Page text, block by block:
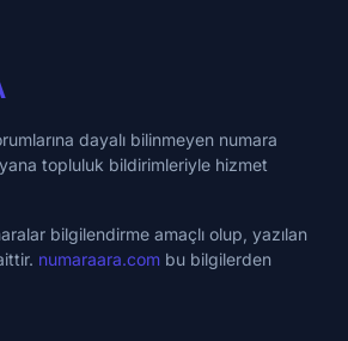
dayalı bilinmeyen numara
topluluk bildirimleriyle hizmet
bilgilendirme amaçlı olup, yazılan
numaraara.com bu bilgilerden